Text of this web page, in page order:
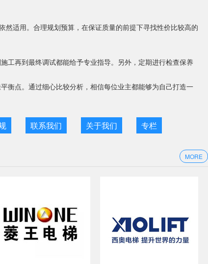
然适用。合理规划预算，在保证质量的前提下寻找性价比较高的
工再到最终调试都能给予专业指导。另外，定期进行检查保养
衡点。通过细心比较分析，相信每位业主都能够为自己打造一
联系我们 关于我们 专栏
MORE